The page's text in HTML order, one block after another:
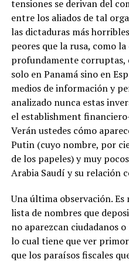
tensiones se derivan del
entre los aliados de tal
las dictaduras más
peores que la rusa, como
profundamente corruptas,
solo en Panamá sino en
medios de información y
analizado nunca estas
el establishment
Verán ustedes cómo
Putin (cuyo nombre, por
de los papeles) y muy
Arabia Saudí y su relación
Una última observación.
lista de nombres que
no aparezcan ciudadanos
lo cual tiene que ver
que los paraísos fiscales